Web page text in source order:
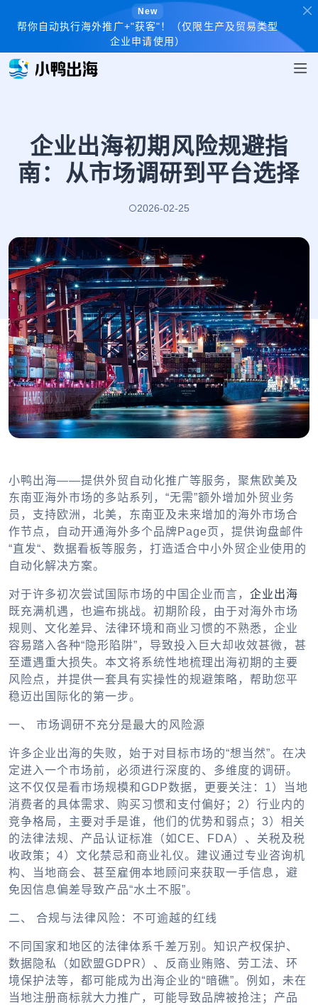
New
帮你自动执行海外推广+"获客"！（仅限生产及贸易类型
企业申请使用）
企业出海初期风险规避指
南：从市场调研到平台选择
2026-02-25
小鸭出海——提供外贸自动化推广等服务，聚焦欧美及
东南亚海外市场的多站系列，“无需”额外增加外贸业务
员，支持欧洲，北美，东南亚及未来增加的海外市场合
作节点，自动开通海外多个品牌Page页，提供询盘邮件
“直发“、数据看板等服务，打造适合中小外贸企业使用的
自动化解决方案。
对于许多初次尝试国际市场的中国企业而言， 企业出海
既充满机遇，也遍布挑战。初期阶段，由于对海外市场
规则、文化差异、法律环境和商业习惯的不熟悉，企业
容易踏入各种“隐形陷阱”，导致投入巨大却收效甚微，甚
至遭遇重大损失。本文将系统性地梳理出海初期的主要
风险点，并提供一套具有实操性的规避策略，帮助您平
稳迈出国际化的第一步。
一、 市场调研不充分是最大的风险源
许多企业出海的失败，始于对目标市场的“想当然”。在决
定进入一个市场前，必须进行深度的、多维度的调研。
这不仅仅是看市场规模和GDP数据，更要关注：1）当地
消费者的具体需求、购买习惯和支付偏好；2）行业内的
竞争格局，主要对手是谁，他们的优势和弱点；3）相关
的法律法规、产品认证标准（如CE、FDA）、关税及税
收政策；4）文化禁忌和商业礼仪。建议通过专业咨询机
构、当地商会、甚至雇佣本地顾问来获取一手信息，避
免因信息偏差导致产品“水土不服”。
二、 合规与法律风险：不可逾越的红线
不同国家和地区的法律体系千差万别。知识产权保护、
数据隐私（如欧盟GDPR）、反商业贿赂、劳工法、环
境保护法等，都可能成为出海企业的“暗礁”。例如，未在
当地注册商标就大力推广，可能导致品牌被抢注；产品